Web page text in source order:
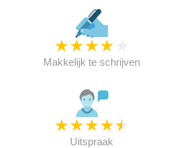
★★★★
Makkelijk te schrijven
★★★★★
Uitspraak